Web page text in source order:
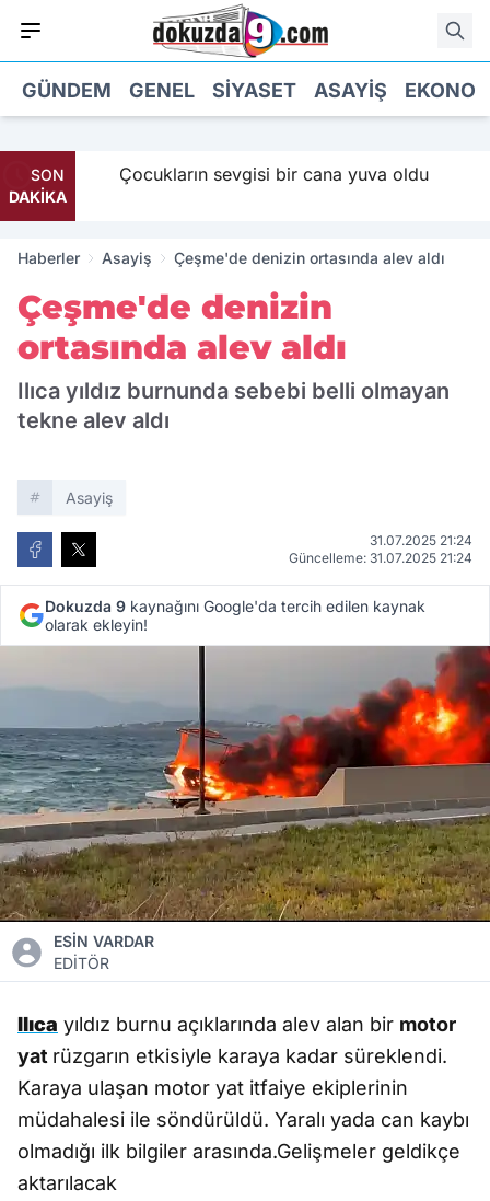
GÜNDEM GENEL SIYASET ASAYIŞ
SON
DAKİKA
Çocukların sevgisi bir cana yuva oldu
Haberler Asayiş Çeşme'de denizin ortasında alev aldı
Çeşme'de denizin
ortasında alev aldı
Ilıca yıldız burnunda sebebi belli olmayan
tekne alev aldı
Asayiş
31.07.2025 21:24
Güncelleme: 31.07.2025 21:24
Dokuzda 9 kaynağını Google'da tercih edilen kaynak
olarak ekleyin!
ESİN VARDAR
EDİTÖR
Ilıca yıldız burnu açıklarında alev alan bir motor
yat rüzgarın etkisiyle karaya kadar süreklendi.
Karaya ulaşan motor yat itfaiye ekiplerinin
müdahalesi ile söndürüldü. Yaralı yada can kaybı
olmadığı ilk bilgiler arasında.Gelişmeler geldikçe
aktarılacak